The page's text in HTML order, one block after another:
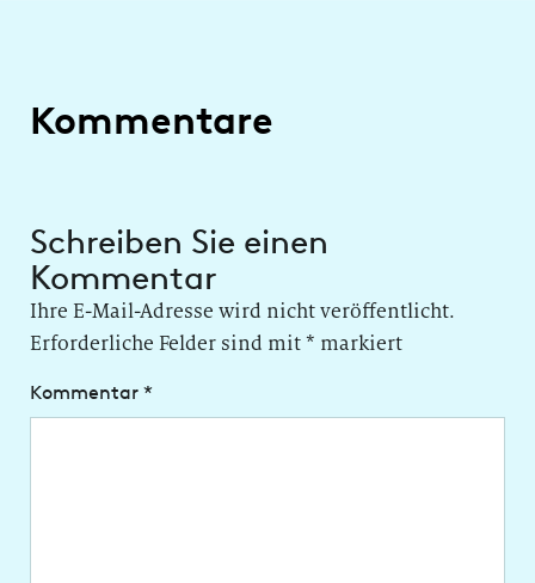
Kommentare
Schreiben Sie einen
Kommentar
Ihre E-Mail-Adresse wird nicht veröffentlicht.
Erforderliche Felder sind mit* markiert
Kommentar *